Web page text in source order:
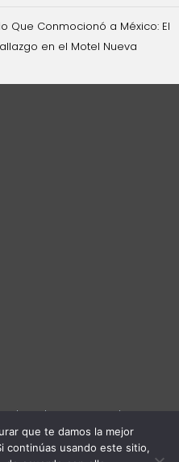
Que Conmocionó a México: El
en el Motel Nueva
derechos reservados
que te damos la mejor
continúas usando este sitio,